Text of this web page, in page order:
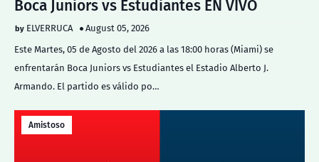
Boca Juniors vs Estudiantes EN VIVO
ELVERRUCA
August 05, 2026
Este Martes, 05 de Agosto del 2026 a las 18:00 horas (Miami) se
enfrentarán Boca Juniors vs Estudiantes el Estadio Alberto J.
Armando. El partido es válido po…
Amistoso